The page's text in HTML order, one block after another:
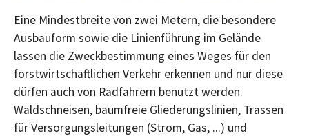
Eine Mindestbreite von zwei Metern, die besondere
Ausbauform sowie die Linienführung im Gelände
lassen die Zweckbestimmung eines Weges für den
forstwirtschaftlichen Verkehr erkennen und nur diese
dürfen auch von Radfahrern benutzt werden.
Waldschneisen, baumfreie Gliederungslinien, Trassen
für Versorgungsleitungen (Strom, Gas, ...) und